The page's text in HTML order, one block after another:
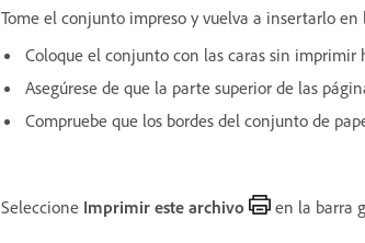
Tome el conjunto impreso y vuelva a insertarlo
Coloque el conjunto con las caras sin imprimir
Asegúrese de que la parte superior de las
Compruebe que los bordes del conjunto de
Seleccione Imprimir este archivo en la barra